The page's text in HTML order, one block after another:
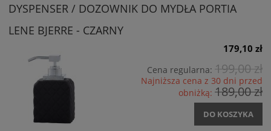
DYSPENSER / DOZOWNIK DO MYDŁA PORTIA
LENE BJERRE - CZARNY
179,10 zł
Cena regularna: 199,00 zł
Najniższa cena z 30 dni przed
obniżką: 189,00 zł
DO KOSZYKA